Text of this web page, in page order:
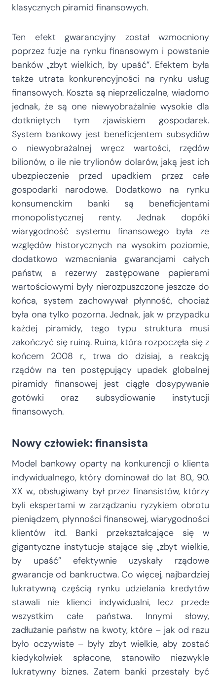
klasycznych piramid finansowych.
Ten efekt gwarancyjny został wzmocniony
poprzez fuzje na rynku finansowym i powstanie
banków „zbyt wielkich, by upaść”. Efektem była
także utrata konkurencyjności na rynku usług
finansowych. Koszta są nieprzeliczalne, wiadomo
jednak, że są one niewyobrażalnie wysokie dla
dotkniętych tym zjawiskiem gospodarek.
System bankowy jest beneficjentem subsydiów
o niewyobrażalnej wręcz wartości, rzędów
bilionów, o ile nie trylionów dolarów, jaką jest ich
ubezpieczenie przed upadkiem przez całe
gospodarki narodowe. Dodatkowo na rynku
konsumenckim banki są beneficjentami
monopolistycznej renty. Jednak dopóki
wiarygodność systemu finansowego była ze
względów historycznych na wysokim poziomie,
dodatkowo wzmacniania gwarancjami całych
państw, a rezerwy zastępowane papierami
wartościowymi były nierozpuszczone jeszcze do
końca, system zachowywał płynność, chociaż
była ona tylko pozorna. Jednak, jak w przypadku
każdej piramidy, tego typu struktura musi
zakończyć się ruiną. Ruina, która rozpoczęła się z
końcem 2008 r., trwa do dzisiaj, a reakcją
rządów na ten postępujący upadek globalnej
piramidy finansowej jest ciągłe dosypywanie
gotówki oraz subsydiowanie instytucji
finansowych.
Nowy człowiek: finansista
Model bankowy oparty na konkurencji o klienta
indywidualnego, który dominował do lat 80., 90.
XX w., obsługiwany był przez finansistów, którzy
byli ekspertami w zarządzaniu ryzykiem obrotu
pieniądzem, płynności finansowej, wiarygodności
klientów itd. Banki przekształcające się w
gigantyczne instytucje stające się „zbyt wielkie,
by upaść” efektywnie uzyskały rządowe
gwarancje od bankructwa. Co więcej, najbardziej
lukratywną częścią rynku udzielania kredytów
stawali nie klienci indywidualni, lecz przede
wszystkim całe państwa. Innymi słowy,
zadłużanie państw na kwoty, które – jak od razu
było oczywiste – były zbyt wielkie, aby zostać
kiedykolwiek spłacone, stanowiło niezwykle
lukratywny biznes. Zatem banki przestały być